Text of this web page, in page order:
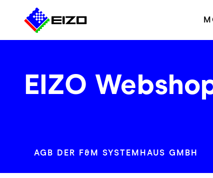
EIZO
AGB DER F&M SYSTEMHAUS GMBH